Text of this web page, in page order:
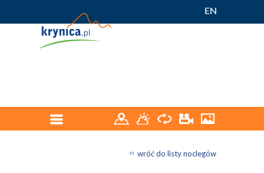
EN
wróć do listy noclegów